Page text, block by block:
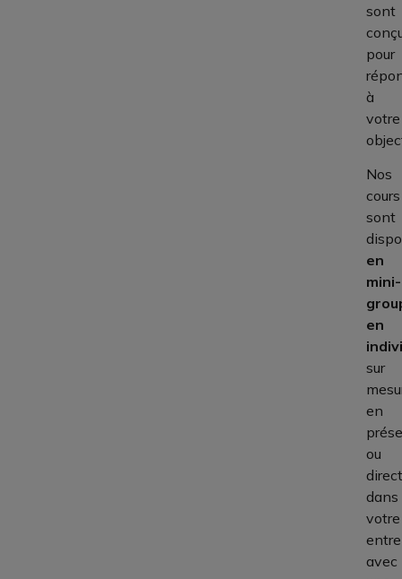
sont
pour
à
votre
Nos
cours
sont
en
mini-
en
sur
en
ou
dans
votre
avec